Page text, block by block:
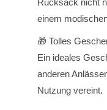
einem
🎁 Tolles
Ein ideales
anderen
Nutzung vereint.